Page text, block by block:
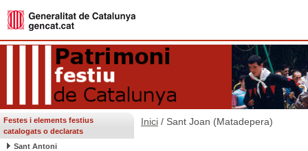
Festes i elements festius
catalogats o declarats
Sant Antoni
Inici / Sant Joan (Matadepera)